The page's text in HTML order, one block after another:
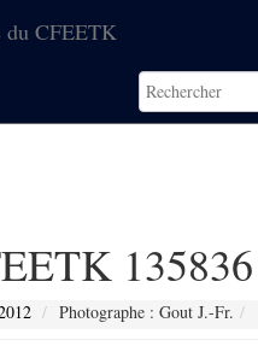
du CFEETK
135836
Photographe : Gout J.-Fr.